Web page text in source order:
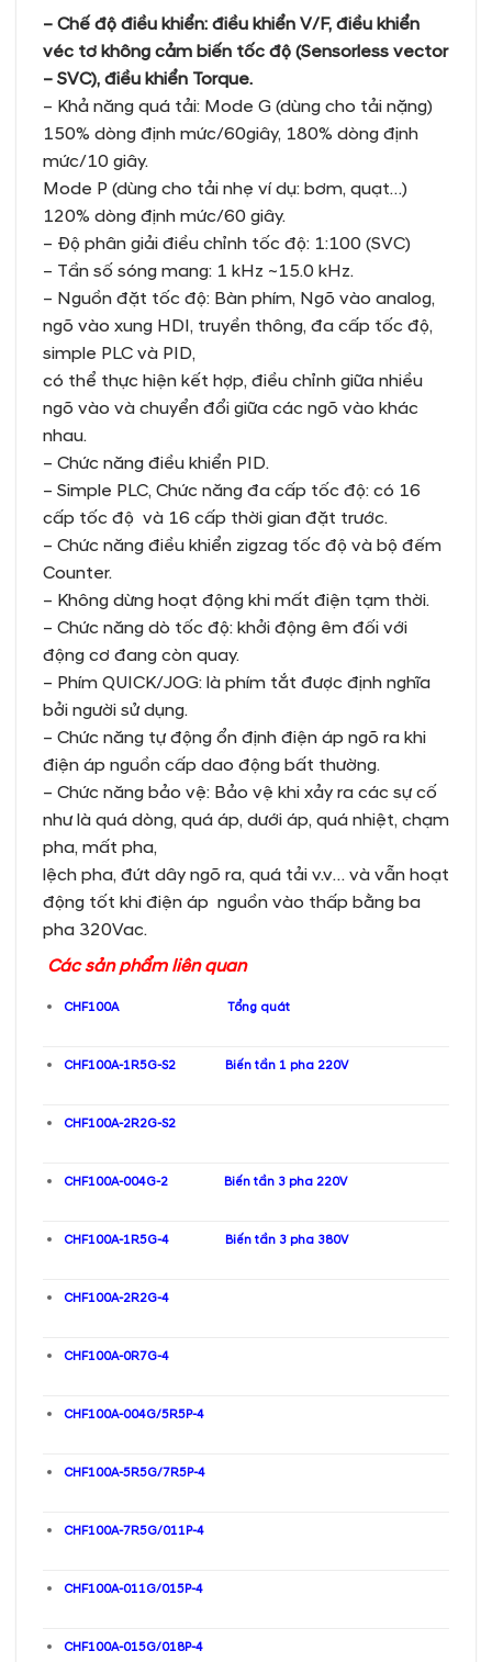
– Chế độ điều khiển: điều khiển V/F, điều khiển
véc tơ không cảm biến tốc độ (Sensorless vector
– SVC), điều khiển Torque.
– Khả năng quá tải: Mode G (dùng cho tải nặng)
150% dòng định mức/60giây, 180% dòng định
mức/10 giây.
Mode P (dùng cho tải nhẹ ví dụ: bơm, quạt…)
120% dòng định mức/60 giây.
– Độ phân giải điều chỉnh tốc độ: 1:100 (SVC)
– Tần số sóng mang: 1 kHz ~15.0 kHz.
– Nguồn đặt tốc độ: Bàn phím, Ngõ vào analog,
ngõ vào xung HDI, truyền thông, đa cấp tốc độ,
simple PLC và PID,
có thể thực hiện kết hợp, điều chỉnh giữa nhiều
ngõ vào và chuyển đổi giữa các ngõ vào khác
nhau.
– Chức năng điều khiển PID.
– Simple PLC, Chức năng đa cấp tốc độ: có 16
cấp tốc độ và 16 cấp thời gian đặt trước.
– Chức năng điều khiển zigzag tốc độ và bộ đếm
Counter.
– Không dừng hoạt động khi mất điện tạm thời.
– Chức năng dò tốc độ: khởi động êm đối với
động cơ đang còn quay.
– Phím QUICK/JOG: là phím tắt được định nghĩa
bởi người sử dụng.
– Chức năng tự động ổn định điện áp ngõ ra khi
điện áp nguồn cấp dao động bất thường.
– Chức năng bảo vệ: Bảo vệ khi xảy ra các sự cố
như là quá dòng, quá áp, dưới áp, quá nhiệt, chạm
pha, mất pha,
lệch pha, đứt dây ngõ ra, quá tải v.v… và vẫn hoạt
động tốt khi điện áp nguồn vào thấp bằng ba
pha 320Vac.
Các sản phẩm liên quan
CHF100A Tổng quát
CHF100A-1R5G-S2 Biến tần 1 pha 220V
CHF100A-2R2G-S2
CHF100A-004G-2 Biến tần 3 pha 220V
CHF100A-1R5G-4 Biến tần 3 pha 380V
CHF100A-2R2G-4
CHF100A-0R7G-4
CHF100A-004G/5R5P-4
CHF100A-5R5G/7R5P-4
CHF100A-7R5G/011P-4
CHF100A-011G/015P-4
CHF100A-015G/018P-4